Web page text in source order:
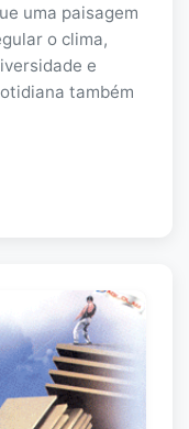
uma paisagem
o clima,
e
também